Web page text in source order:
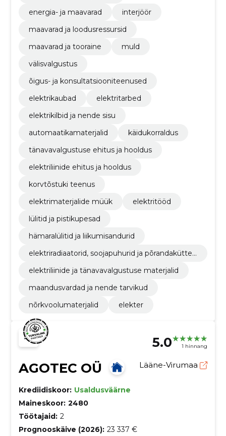
energia- ja maavarad
interjöör
maavarad ja loodusressursid
maavarad ja tooraine
muld
välisvalgustus
õigus- ja konsultatsiooniteenused
elektrikaubad
elektritarbed
elektrikilbid ja nende sisu
automaatikamaterjalid
käidukorraldus
tänavavalgustuse ehitus ja hooldus
elektriliinide ehitus ja hooldus
korvtõstuki teenus
elektrimaterjalide müük
elektritööd
lülitid ja pistikupesad
hämaralülitid ja liikumisandurid
elektriradiaatorid, soojapuhurid ja põrandakütte
elektriliinide ja tänavavalgustuse materjalid
maandusvardad ja nende tarvikud
nõrkvoolumaterjalid
elekter
5.0 1 hinnang
AGOTEC OÜ Lääne-Virumaa
Krediidiskoor: Usaldusväärne
Maineskoor: 2480
Töötajaid: 2
Prognooskäive (2026): 23 337 €